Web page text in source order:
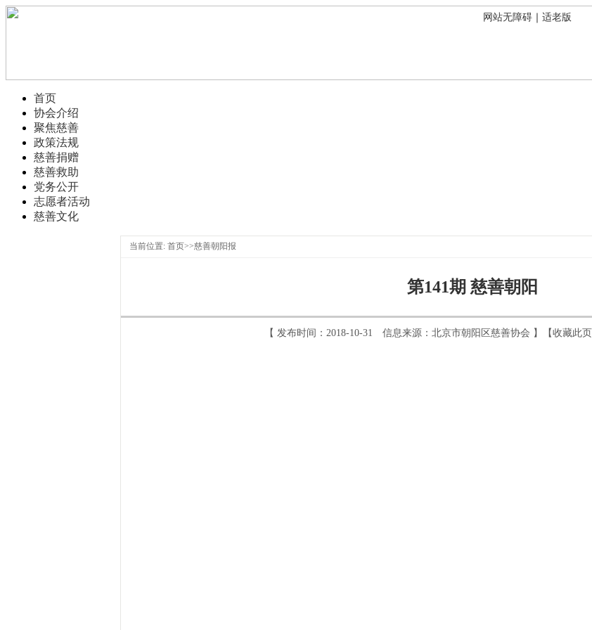
网站无障碍 适老版
首页
协会介绍
聚焦慈善
政策法规
慈善捐赠
慈善救助
党务公开
志愿者活动
慈善文化
当前位置: 首页>>慈善朝阳报
第141期 慈善朝阳
【 发布时间：2018-10-31 信息来源：北京市朝阳区慈善协会 】【收藏此页